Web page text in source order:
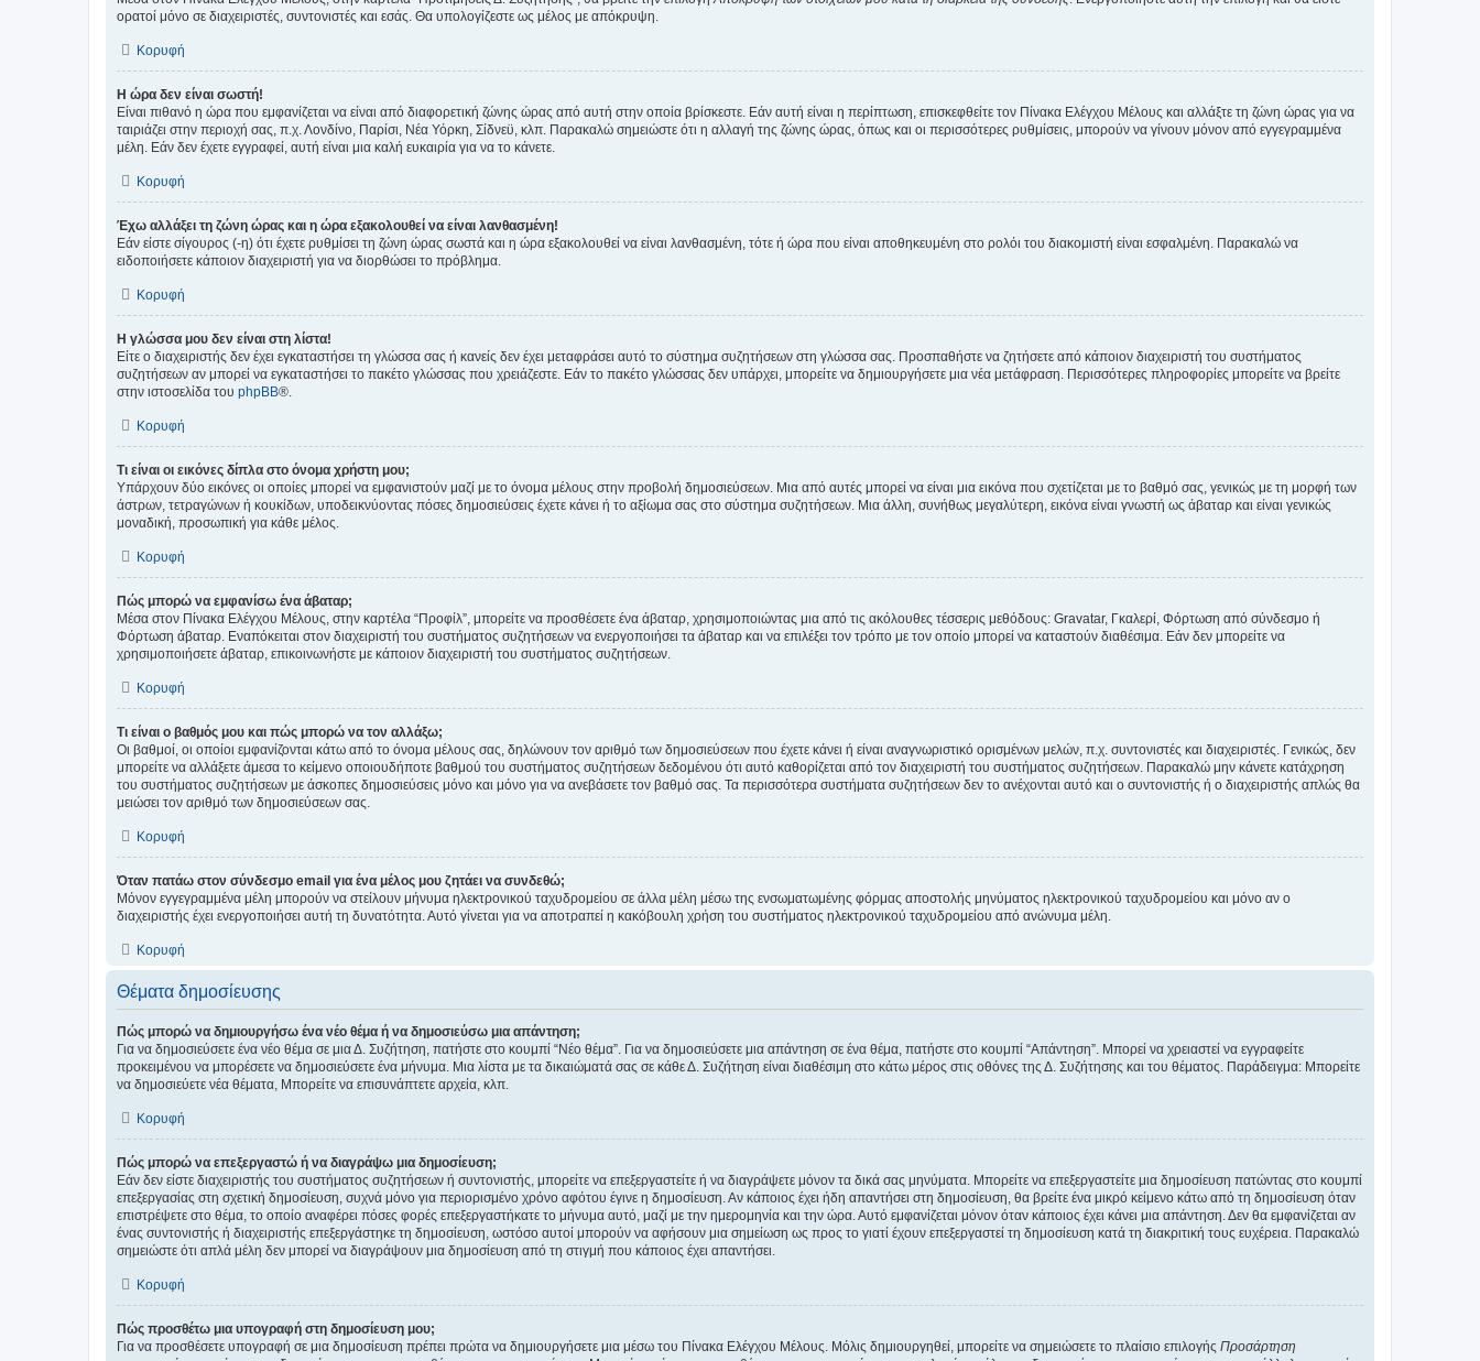
ορατοί μόνο σε διαχειριστές, συντονιστές και εσάς. Θα υπολογίζεστε ως μέλος με απόκρυψη.
Κορυφή
Η ώρα δεν είναι σωστή!
Είναι πιθανό η ώρα που εμφανίζεται να είναι από διαφορετική ζώνης ώρας από αυτή στην οποία βρίσκεστε. Εάν αυτή είναι η περίπτωση, επισκεφθείτε τον Πίνακα Ελέγχου Μέλους και αλλάξτε τη ζώνη ώρας για να
ταιριάζει στην περιοχή σας, π.χ. Λονδίνο, Παρίσι, Νέα Υόρκη, Σίδνεϋ, κλπ. Παρακαλώ σημειώστε ότι η αλλαγή της ζώνης ώρας, όπως και οι περισσότερες ρυθμίσεις, μπορούν να γίνουν μόνον από εγγεγραμμένα
μέλη. Εάν δεν έχετε εγγραφεί, αυτή είναι μια καλή ευκαιρία για να το κάνετε.
Κορυφή
Έχω αλλάξει τη ζώνη ώρας και η ώρα εξακολουθεί να είναι λανθασμένη!
Εάν είστε σίγουρος (-η) ότι έχετε ρυθμίσει τη ζώνη ώρας σωστά και η ώρα εξακολουθεί να είναι λανθασμένη, τότε ή ώρα που είναι αποθηκευμένη στο ρολόι του διακομιστή είναι εσφαλμένη. Παρακαλώ να
ειδοποιήσετε κάποιον διαχειριστή για να διορθώσει το πρόβλημα.
Κορυφή
Η γλώσσα μου δεν είναι στη λίστα!
Είτε ο διαχειριστής δεν έχει εγκαταστήσει τη γλώσσα σας ή κανείς δεν έχει μεταφράσει αυτό το σύστημα συζητήσεων στη γλώσσα σας. Προσπαθήστε να ζητήσετε από κάποιον διαχειριστή του συστήματος
συζητήσεων αν μπορεί να εγκαταστήσει το πακέτο γλώσσας που χρειάζεστε. Εάν το πακέτο γλώσσας δεν υπάρχει, μπορείτε να δημιουργήσετε μια νέα μετάφραση. Περισσότερες πληροφορίες μπορείτε να βρείτε
στην ιστοσελίδα του phpBB®.
Κορυφή
Τι είναι οι εικόνες δίπλα στο όνομα χρήστη μου;
Υπάρχουν δύο εικόνες οι οποίες μπορεί να εμφανιστούν μαζί με το όνομα μέλους στην προβολή δημοσιεύσεων. Μια από αυτές μπορεί να είναι μια εικόνα που σχετίζεται με το βαθμό σας, γενικώς με τη μορφή των
άστρων, τετραγώνων ή κουκίδων, υποδεικνύοντας πόσες δημοσιεύσεις έχετε κάνει ή το αξίωμα σας στο σύστημα συζητήσεων. Μια άλλη, συνήθως μεγαλύτερη, εικόνα είναι γνωστή ως άβαταρ και είναι γενικώς
μοναδική, προσωπική για κάθε μέλος.
Κορυφή
Πώς μπορώ να εμφανίσω ένα άβαταρ;
Μέσα στον Πίνακα Ελέγχου Μέλους, στην καρτέλα “Προφίλ”, μπορείτε να προσθέσετε ένα άβαταρ, χρησιμοποιώντας μια από τις ακόλουθες τέσσερις μεθόδους: Gravatar, Γκαλερί, Φόρτωση από σύνδεσμο ή
Φόρτωση άβαταρ. Εναπόκειται στον διαχειριστή του συστήματος συζητήσεων να ενεργοποιήσει τα άβαταρ και να επιλέξει τον τρόπο με τον οποίο μπορεί να καταστούν διαθέσιμα. Εάν δεν μπορείτε να
χρησιμοποιήσετε άβαταρ, επικοινωνήστε με κάποιον διαχειριστή του συστήματος συζητήσεων.
Κορυφή
Τι είναι ο βαθμός μου και πώς μπορώ να τον αλλάξω;
Οι βαθμοί, οι οποίοι εμφανίζονται κάτω από το όνομα μέλους σας, δηλώνουν τον αριθμό των δημοσιεύσεων που έχετε κάνει ή είναι αναγνωριστικό ορισμένων μελών, π.χ. συντονιστές και διαχειριστές. Γενικώς, δεν
μπορείτε να αλλάξετε άμεσα το κείμενο οποιουδήποτε βαθμού του συστήματος συζητήσεων δεδομένου ότι αυτό καθορίζεται από τον διαχειριστή του συστήματος συζητήσεων. Παρακαλώ μην κάνετε κατάχρηση
του συστήματος συζητήσεων με άσκοπες δημοσιεύσεις μόνο και μόνο για να ανεβάσετε τον βαθμό σας. Τα περισσότερα συστήματα συζητήσεων δεν το ανέχονται αυτό και ο συντονιστής ή ο διαχειριστής απλώς θα
μειώσει τον αριθμό των δημοσιεύσεων σας.
Κορυφή
Όταν πατάω στον σύνδεσμο email για ένα μέλος μου ζητάει να συνδεθώ;
Μόνον εγγεγραμμένα μέλη μπορούν να στείλουν μήνυμα ηλεκτρονικού ταχυδρομείου σε άλλα μέλη μέσω της ενσωματωμένης φόρμας αποστολής μηνύματος ηλεκτρονικού ταχυδρομείου και μόνο αν ο
διαχειριστής έχει ενεργοποιήσει αυτή τη δυνατότητα. Αυτό γίνεται για να αποτραπεί η κακόβουλη χρήση του συστήματος ηλεκτρονικού ταχυδρομείου από ανώνυμα μέλη.
Κορυφή
Θέματα δημοσίευσης
Πώς μπορώ να δημιουργήσω ένα νέο θέμα ή να δημοσιεύσω μια απάντηση;
Για να δημοσιεύσετε ένα νέο θέμα σε μια Δ. Συζήτηση, πατήστε στο κουμπί “Νέο θέμα”. Για να δημοσιεύσετε μια απάντηση σε ένα θέμα, πατήστε στο κουμπί “Απάντηση”. Μπορεί να χρειαστεί να εγγραφείτε
προκειμένου να μπορέσετε να δημοσιεύσετε ένα μήνυμα. Μια λίστα με τα δικαιώματά σας σε κάθε Δ. Συζήτηση είναι διαθέσιμη στο κάτω μέρος στις οθόνες της Δ. Συζήτησης και του θέματος. Παράδειγμα: Μπορείτε
να δημοσιεύετε νέα θέματα, Μπορείτε να επισυνάπτετε αρχεία, κλπ.
Κορυφή
Πώς μπορώ να επεξεργαστώ ή να διαγράψω μια δημοσίευση;
Εάν δεν είστε διαχειριστής του συστήματος συζητήσεων ή συντονιστής, μπορείτε να επεξεργαστείτε ή να διαγράψετε μόνον τα δικά σας μηνύματα. Μπορείτε να επεξεργαστείτε μια δημοσίευση πατώντας στο κουμπί
επεξεργασίας στη σχετική δημοσίευση, συχνά μόνο για περιορισμένο χρόνο αφότου έγινε η δημοσίευση. Αν κάποιος έχει ήδη απαντήσει στη δημοσίευση, θα βρείτε ένα μικρό κείμενο κάτω από τη δημοσίευση όταν
επιστρέψετε στο θέμα, το οποίο αναφέρει πόσες φορές επεξεργαστήκατε το μήνυμα αυτό, μαζί με την ημερομηνία και την ώρα. Αυτό εμφανίζεται μόνον όταν κάποιος έχει κάνει μια απάντηση. Δεν θα εμφανίζεται αν
ένας συντονιστής ή διαχειριστής επεξεργάστηκε τη δημοσίευση, ωστόσο αυτοί μπορούν να αφήσουν μια σημείωση ως προς το γιατί έχουν επεξεργαστεί τη δημοσίευση κατά τη διακριτική τους ευχέρεια. Παρακαλώ
σημειώστε ότι απλά μέλη δεν μπορεί να διαγράψουν μια δημοσίευση από τη στιγμή που κάποιος έχει απαντήσει.
Κορυφή
Πώς προσθέτω μια υπογραφή στη δημοσίευση μου;
Για να προσθέσετε υπογραφή σε μια δημοσίευση πρέπει πρώτα να δημιουργήσετε μια μέσω του Πίνακα Ελέγχου Μέλους. Μόλις δημιουργηθεί, μπορείτε να σημειώσετε το πλαίσιο επιλογής Προσάρτηση